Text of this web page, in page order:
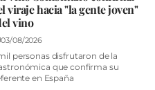
MILITANTE
viraje hacia "la gente joven"
vino
03/08/2026
personas disfrutaron de la
que confirma su
en España